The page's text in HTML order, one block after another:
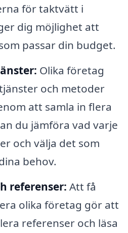
för taktvätt i
dig möjlighet att
passar din budget.
Olika företag
och metoder
att samla in flera
du jämföra vad varje
och välja det som
behov.
referenser: Att få
olika företag gör att
referenser och läsa